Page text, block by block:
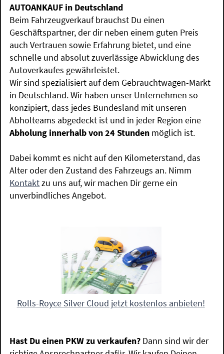
AUTOANKAUF in Deutschland
Beim Fahrzeugverkauf brauchst Du einen
Geschäftspartner, der dir neben einem guten Preis
auch Vertrauen sowie Erfahrung bietet, und eine
schnelle und absolut zuverlässige Abwicklung des
Autoverkaufes gewährleistet.
Wir sind spezialisiert auf dem Gebrauchtwagen-Markt
in Deutschland. Wir haben unser Unternehmen so
konzipiert, dass jedes Bundesland mit unseren
Abholteams abgedeckt ist und in jeder Region eine
Abholung innerhalb von 24 Stunden möglich ist.
Dabei kommt es nicht auf den Kilometerstand, das
Alter oder den Zustand des Fahrzeugs an. Nimm
Kontaktzu uns auf, wir machen Dir gerne ein
unverbindliches Angebot.
Rolls-Royce Silver Cloud jetzt kostenlos anbieten!
Hast Du einen PKW zu verkaufen? Dann sind wir der